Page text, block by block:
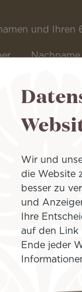
und
Wir und
die Website
besser zu
und
Ihre
auf den Link
Ende jeder